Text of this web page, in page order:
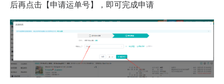
后再点击【申请运单号】，即可完成申请